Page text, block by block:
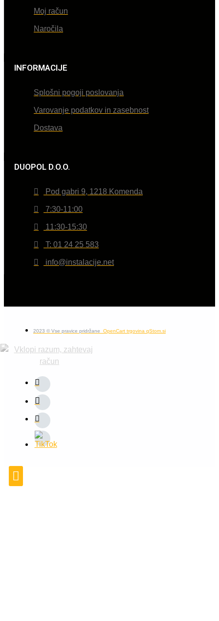
Moj račun
Naročila
INFORMACIJE
Splošni pogoji poslovanja
Varovanje podatkov in zasebnost
Dostava
DUOPOL D.O.O.
Pod gabri 9, 1218 Komenda
7:30-11:00
11:30-15:30
T: 01 24 25 583
info@instalacije.net
2023 © Vse pravice pridržane OpenCart trgovina qStom.si